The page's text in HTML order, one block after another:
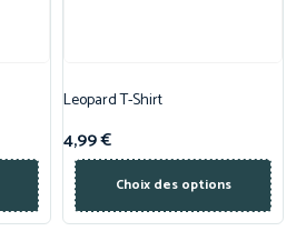
Leopard T-Shirt
4,99€
Choix des options